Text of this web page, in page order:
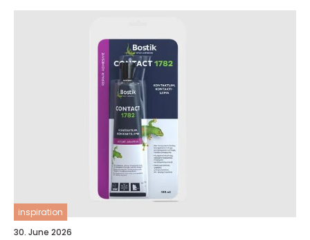
inspiration
30. June 2026